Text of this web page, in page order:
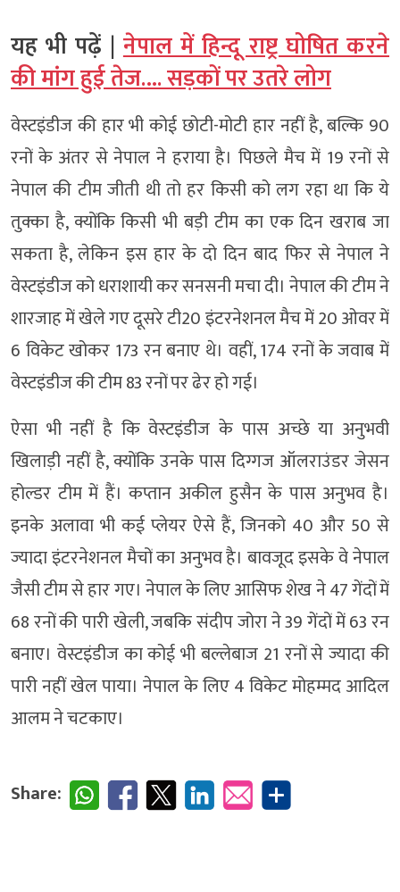
यह भी पढ़ें | नेपाल में हिन्दू राष्ट्र घोषित करने
की मांग हुई तेज…. सड़कों पर उतरे लोग
वेस्टइंडीज की हार भी कोई छोटी-मोटी हार नहीं है, बल्कि 90
रनों के अंतर से नेपाल ने हराया है। पिछले मैच में 19 रनों से
नेपाल की टीम जीती थी तो हर किसी को लग रहा था कि ये
तुक्का है, क्योंकि किसी भी बड़ी टीम का एक दिन खराब जा
सकता है, लेकिन इस हार के दो दिन बाद फिर से नेपाल ने
वेस्टइंडीज को धराशायी कर सनसनी मचा दी। नेपाल की टीम ने
शारजाह में खेले गए दूसरे टी20 इंटरनेशनल मैच में 20 ओवर में
6 विकेट खोकर 173 रन बनाए थे। वहीं, 174 रनों के जवाब में
वेस्टइंडीज की टीम 83 रनों पर ढेर हो गई।
ऐसा भी नहीं है कि वेस्टइंडीज के पास अच्छे या अनुभवी
खिलाड़ी नहीं है, क्योंकि उनके पास दिग्गज ऑलराउंडर जेसन
होल्डर टीम में हैं। कप्तान अकील हुसैन के पास अनुभव है।
इनके अलावा भी कई प्लेयर ऐसे हैं, जिनको 40 और 50 से
ज्यादा इंटरनेशनल मैचों का अनुभव है। बावजूद इसके वे नेपाल
जैसी टीम से हार गए। नेपाल के लिए आसिफ शेख ने 47 गेंदों में
68 रनों की पारी खेली, जबकि संदीप जोरा ने 39 गेंदों में 63 रन
बनाए। वेस्टइंडीज का कोई भी बल्लेबाज 21 रनों से ज्यादा की
पारी नहीं खेल पाया। नेपाल के लिए 4 विकेट मोहम्मद आदिल
आलम ने चटकाए।
Share: